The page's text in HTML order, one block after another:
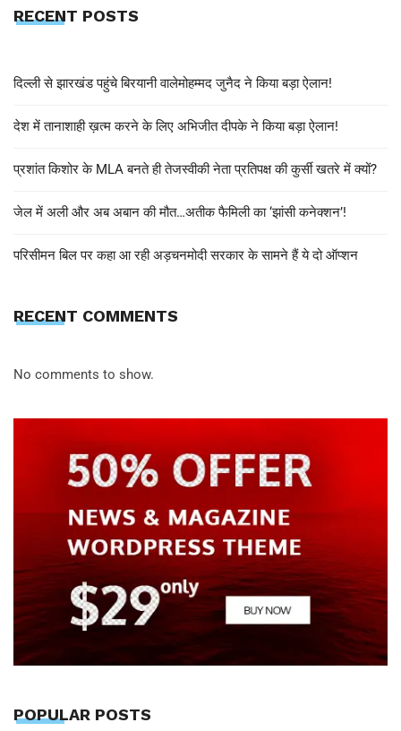
RECENT POSTS
दिल्ली से झारखंड पहुंचे बिरयानी वालेमोहम्मद जुनैद ने किया बड़ा ऐलान!
देश में तानाशाही ख़त्म करने के लिए अभिजीत दीपके ने किया बड़ा ऐलान!
प्रशांत किशोर के MLA बनते ही तेजस्वीकी नेता प्रतिपक्ष की कुर्सी खतरे में क्यों?
जेल में अली और अब अबान की मौत…अतीक फैमिली का ‘झांसी कनेक्शन’!
परिसीमन बिल पर कहा आ रही अड़चनमोदी सरकार के सामने हैं ये दो ऑप्शन
RECENT COMMENTS
No comments to show.
POPULAR POSTS